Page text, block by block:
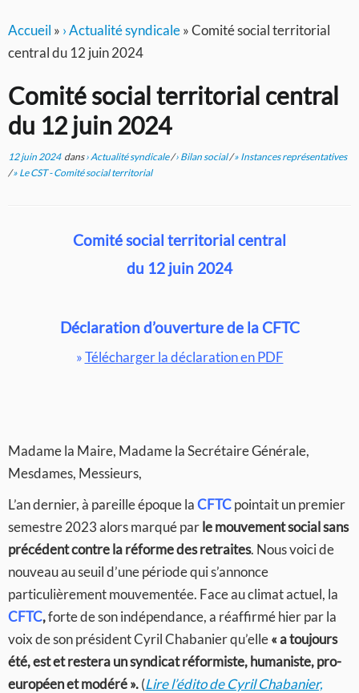
Accueil » › Actualité syndicale»Comité social territorial
central du 12 juin 2024
Comité social territorial central
du 12 juin 2024
12 juin 2024dans› Actualité syndicale/› Bilan social/» Instances représentatives
/» Le CST - Comité social territorial
Comité social territorial central
du 12 juin 2024
Déclaration d’ouverture de la CFTC
»Télécharger la déclaration en PDF
Madame la Maire, Madame la Secrétaire Générale,
Mesdames, Messieurs,
L’an dernier, à pareille époque laCFTCpointait un premier
semestre 2023 alors marqué parle mouvement social sans
précédentcontre la réforme des retraites. Nous voici de
nouveau au seuil d’une période qui s’annonce
particulièrement mouvementée. Face au climat actuel, la
CFTC,forte de son indépendance, a réaffirmé hier par la
voix de son président Cyril Chabanier qu’elle« a toujours
été, est et restera un syndicat réformiste, humaniste, pro-
européen et modéré ».(Lire l’édito de Cyril Chabanier,